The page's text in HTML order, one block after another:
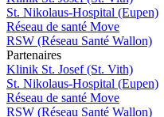
St. Nikolaus-Hospital (Eupen)
Réseau de santé Move
RSW (Réseau Santé Wallon)
Partenaires
Klinik St. Josef (St. Vith)
St. Nikolaus-Hospital (Eupen)
Réseau de santé Move
RSW (Réseau Santé Wallon)